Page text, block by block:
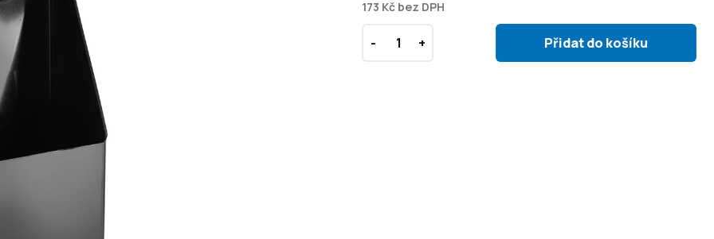
173 Kč bez DPH
Přidat do košíku